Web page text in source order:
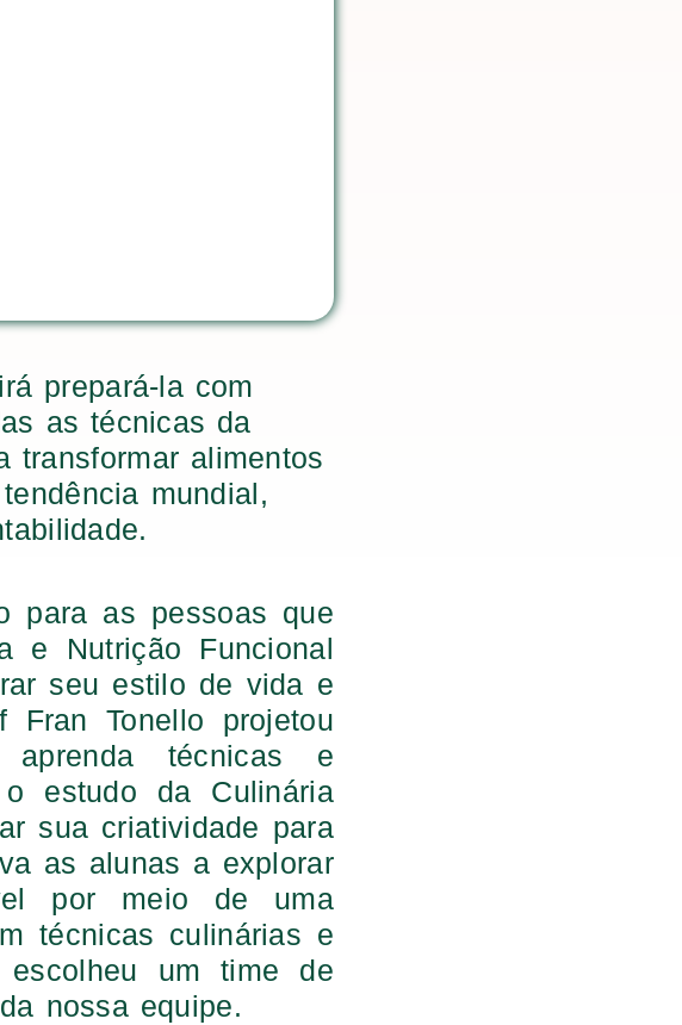
prepará-la com
as técnicas da
transformar alimentos
mundial,
para as pessoas que
e Nutrição Funcional
seu estilo de vida e
Tonello projetou
técnicas e
o estudo da Culinária
sua criatividade para
as alunas a explorar
por meio de uma
técnicas culinárias e
escolheu um time de
nossa equipe.